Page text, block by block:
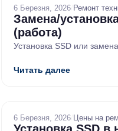
6 Березня, 2026/ Ремонт
Замена/
(работа)
Установка SSD или
Читать далее
6 Березня, 2026/ Цены на